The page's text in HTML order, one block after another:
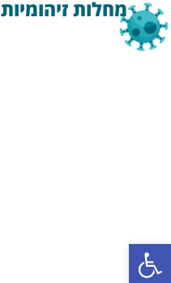
פתח סרגל נגישות
מחלות זיהומיות